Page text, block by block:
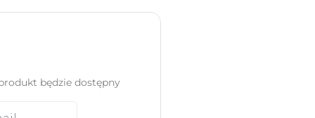
będzie dostępny